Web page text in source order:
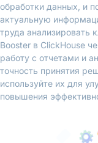
обработки данных, и
актуальную
труда анализировать
Booster в ClickHouse
работу с отчетами и
точность принятия
используйте их для
повышения